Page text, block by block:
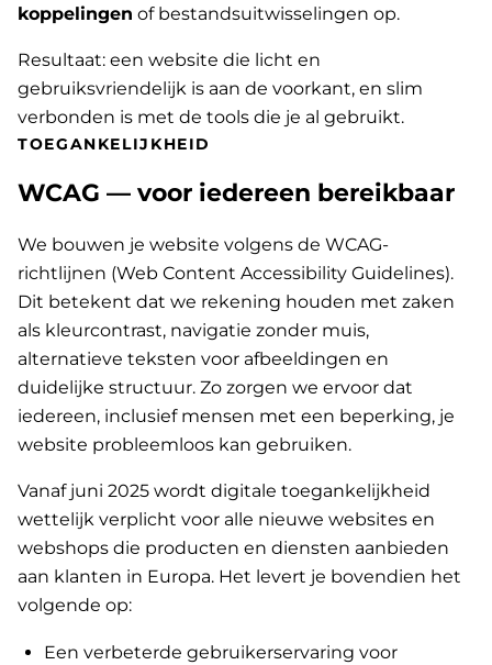
koppelingen of bestandsuitwisselingen op.
Resultaat: een website die licht en
gebruiksvriendelijk is aan de voorkant, en slim
verbonden is met de tools die je al gebruikt.
TOEGANKELIJKHEID
WCAG — voor iedereen bereikbaar
We bouwen je website volgens de WCAG-
richtlijnen (Web Content Accessibility Guidelines).
Dit betekent dat we rekening houden met zaken
als kleurcontrast, navigatie zonder muis,
alternatieve teksten voor afbeeldingen en
duidelijke structuur. Zo zorgen we ervoor dat
iedereen, inclusief mensen met een beperking, je
website probleemloos kan gebruiken.
Vanaf juni 2025 wordt digitale toegankelijkheid
wettelijk verplicht voor alle nieuwe websites en
webshops die producten en diensten aanbieden
aan klanten in Europa. Het levert je bovendien het
volgende op:
Een verbeterde gebruikerservaring voor